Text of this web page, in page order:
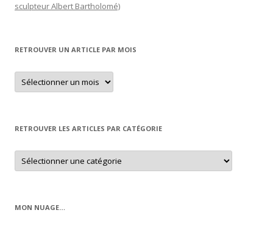
sculpteur Albert Bartholomé)
RETROUVER UN ARTICLE PAR MOIS
Retrouver
un
article
RETROUVER LES ARTICLES PAR CATÉGORIE
Retrouver
les
articles
MON NUAGE…